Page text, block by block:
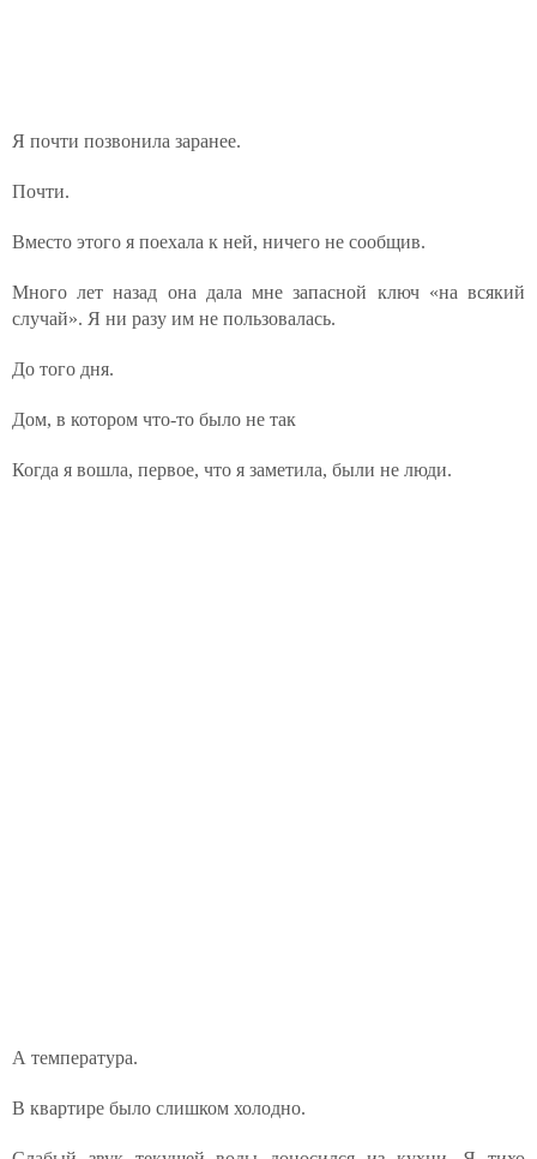
Я почти позвонила заранее.
Почти.
Вместо этого я поехала к ней, ничего не сообщив.
Много лет назад она дала мне запасной ключ «на всякий
случай». Я ни разу им не пользовалась.
До того дня.
Дом, в котором что-то было не так
Когда я вошла, первое, что я заметила, были не люди.
А температура.
В квартире было слишком холодно.